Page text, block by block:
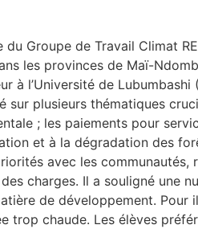
Groupe de Travail Climat
les provinces de Maï-
à l’Université de
sur plusieurs thématiques
; les paiements pour
et à la dégradation des
avec les
charges. Il a souligné
de développement.
trop chaude. Les élèves